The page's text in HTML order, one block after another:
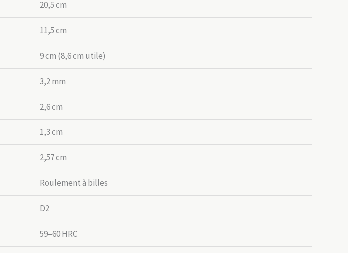
20,5 cm
11,5 cm
9 cm (8,6 cm utile)
3,2 mm
2,6 cm
1,3 cm
2,57 cm
Roulement à billes
D2
59–60 HRC